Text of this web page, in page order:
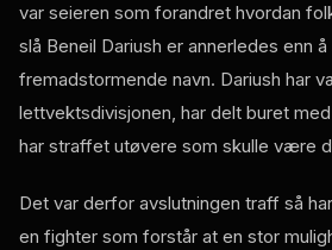
var seieren som forandret hvordan
slå Beneil Dariush er annerledes enn
fremadstormende navn. Dariush har
lettvektsdivisjonen, har delt buret
har straffet utøvere som skulle være
Det var derfor avslutningen traff så
en fighter som forstår at en stor